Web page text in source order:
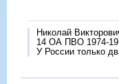
Николай
14 ОА ПВО 1974-
У России только